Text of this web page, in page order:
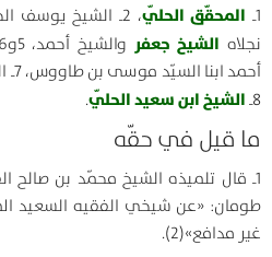
1ـ المحقّق الحلّي
نجلاه الشيخ جعفر والشيخ أحمد، 5و6ـ الأخوان
8ـ الشيخ ابن سعيد الحلّي.
ما قيل في حقّه
1ـ قال تلميذه الشيخ محمّد بن صالح
طومان: «عن شيخي الفقيه السعيد
غير مدافع»(2).